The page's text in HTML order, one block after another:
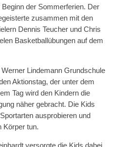
der Sommerferien. Der
zusammen mit den
Dennis Teucher und Chris
Basketballübungen auf dem
Lindemann Grundschule
Aktionstag, der unter dem
Tag wird den Kindern die
näher gebracht. Die Kids
ausprobieren und
Körper tun.
versorgte die Kids dabei